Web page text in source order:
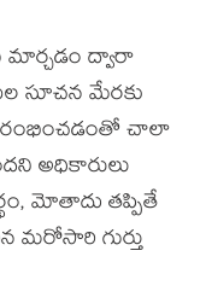
మార్చడం ద్వారా
సూచన మేరకు
చాలా
అధికారులు
మోతాదు తప్పితే
మరోసారి గుర్తు